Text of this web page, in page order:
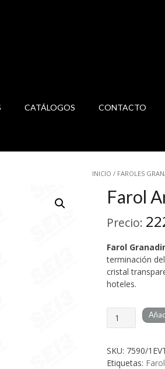
CATÁLOGOS CONTACTO
INICIO / FAROLES
Farol
Precio:
Farol
terminación
cristal
hoteles.
Farol
Artesanal
Lupus
cantidad
SKU: 7590/
Etiquetas: Farol